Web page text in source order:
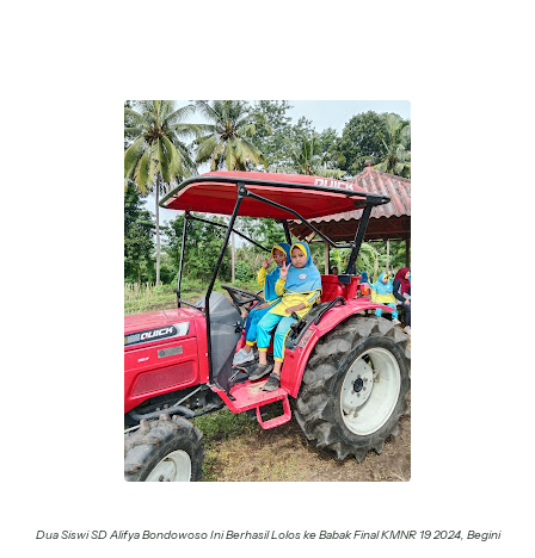
Dua Siswi SD Alifya Bondowoso Ini Berhasil Lolos ke Babak Final KMNR 19 2024, Begini